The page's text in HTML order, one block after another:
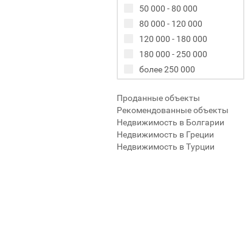
50 000 - 80 000
80 000 - 120 000
120 000 - 180 000
180 000 - 250 000
более 250 000
Проданные объекты
Рекомендованные объекты
Недвижимость в Болгарии
Недвижимость в Греции
Недвижимость в Турции